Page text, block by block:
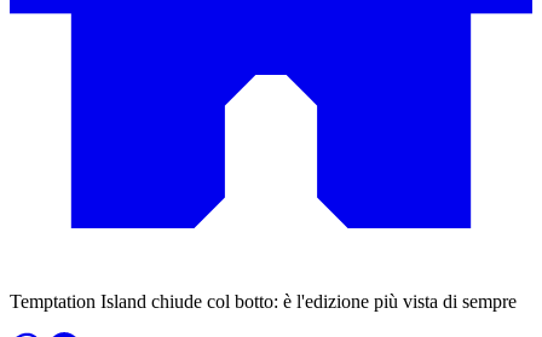
Temptation Island chiude col botto: è l'edizione più vista di sempre